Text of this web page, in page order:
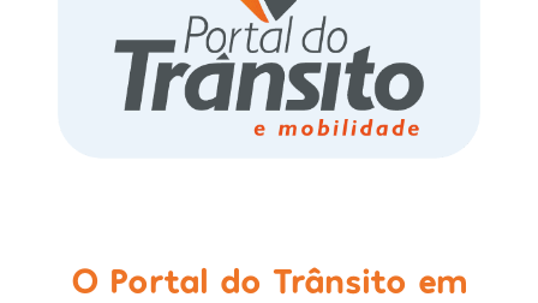
O Portal do Trânsito em